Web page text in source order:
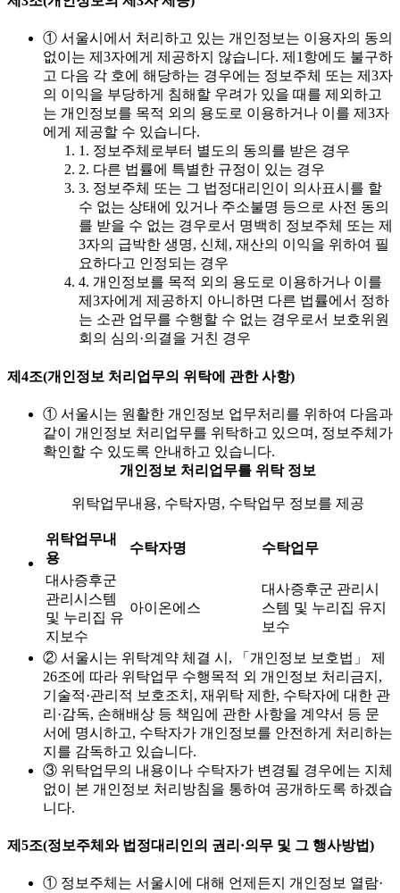
① 서울시에서 처리하고 있는 개인정보는 이용자의 동의
없이는 제3자에게 제공하지 않습니다. 제1항에도 불구하
고 다음 각 호에 해당하는 경우에는 정보주체 또는 제3자
의 이익을 부당하게 침해할 우려가 있을 때를 제외하고
는 개인정보를 목적 외의 용도로 이용하거나 이를 제3자
에게 제공할 수 있습니다.
1. 정보주체로부터 별도의 동의를 받은 경우
2. 다른 법률에 특별한 규정이 있는 경우
3. 정보주체 또는 그 법정대리인이 의사표시를 할
수 없는 상태에 있거나 주소불명 등으로 사전 동의
를 받을 수 없는 경우로서 명백히 정보주체 또는 제
3자의 급박한 생명, 신체, 재산의 이익을 위하여 필
요하다고 인정되는 경우
4. 개인정보를 목적 외의 용도로 이용하거나 이를
제3자에게 제공하지 아니하면 다른 법률에서 정하
는 소관 업무를 수행할 수 없는 경우로서 보호위원
회의 심의·의결을 거친 경우
제4조(개인정보 처리업무의 위탁에 관한 사항)
① 서울시는 원활한 개인정보 업무처리를 위하여 다음과
같이 개인정보 처리업무를 위탁하고 있으며, 정보주체가
확인할 수 있도록 안내하고 있습니다.
개인정보 처리업무를 위탁 정보
위탁업무내용, 수탁자명, 수탁업무 정보를 제공
위탁업무내
용
수탁자명 수탁업무
대사증후군
관리시스템
및 누리집 유
지보수
아이온에스
대사증후군 관리시
스템 및 누리집 유지
보수
② 서울시는 위탁계약 체결 시, 「개인정보 보호법」 제
26조에 따라 위탁업무 수행목적 외 개인정보 처리금지,
기술적·관리적 보호조치, 재위탁 제한, 수탁자에 대한 관
리·감독, 손해배상 등 책임에 관한 사항을 계약서 등 문
서에 명시하고, 수탁자가 개인정보를 안전하게 처리하는
지를 감독하고 있습니다.
③ 위탁업무의 내용이나 수탁자가 변경될 경우에는 지체
없이 본 개인정보 처리방침을 통하여 공개하도록 하겠습
니다.
제5조(정보주체와 법정대리인의 권리·의무 및 그 행사방법)
① 정보주체는 서울시에 대해 언제든지 개인정보 열람·